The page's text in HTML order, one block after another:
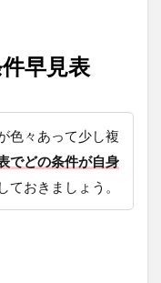
早見表
色々あって少し複
でどの条件が自身
ておきましょう。